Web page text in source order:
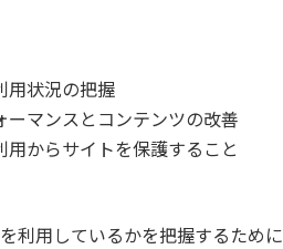
用状況の把握
ーマンスとコンテンツの改善
用からサイトを保護すること
利用しているかを把握するために